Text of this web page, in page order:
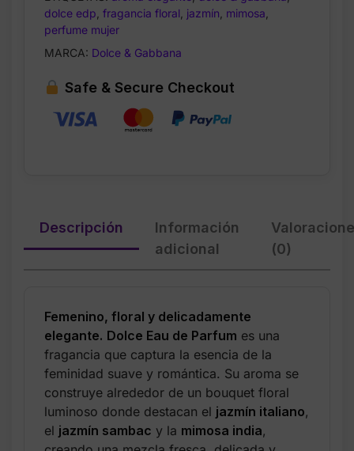
dolce edp fragancia floral jazmín mimosa
perfume mujer
MARCA: Dolce & Gabbana
Safe & Secure Checkout
Descripción
Información
adicional
(0)
Femenino, floral y delicadamente
elegante. Dolce Eau de Parfum es una
fragancia que captura la esencia de la
feminidad suave y romántica. Su aroma se
construye alrededor de un bouquet floral
luminoso donde destacan el jazmín italiano,
el jazmín sambac y la mimosa india,